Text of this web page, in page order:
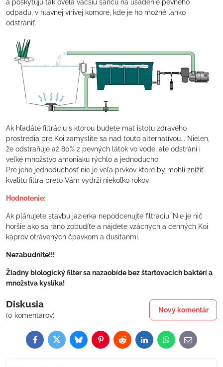
a poskytujú tak oveľa väčšiu šancu na usadenie pevného
odpadu, v hlavnej vírivej komore, kde je ho možné ľahko
odstrániť.
Ak hľadáte filtráciu s ktorou budete mať istotu zdravého
prostredia pre Koi zamyslite sa nad touto alternatívou... Nielen,
že odstraňuje až 80% z pevných látok vo vode, ale odstráni i
veľké množstvo amoniaku rýchlo a jednoducho.
Pre jeho jednoduchosť nie je veľa prvkov ktoré by mohli znížiť
kvalitu filtra preto Vám vydrží niekoľko rokov.
Hodnotenie:
Ak plánujete stavbu jazierka nepodcenujťe filtráciu. Nie je nič
horšie ako sa ráno zobudíťe a nájdete vzácnych a cenných Koi
kaprov otrávených čpavkom a dusitanmi.
Nezabudnite!!!
Žiadny biologický filter sa nazaobíde bez štartovacích baktérí a
množstva kyslíka!
Diskusia
(0 komentárov)
Nový komentár
FacebookTwitterBlueskyPinterestRedditLinkedInWhatsApp
E-
mail